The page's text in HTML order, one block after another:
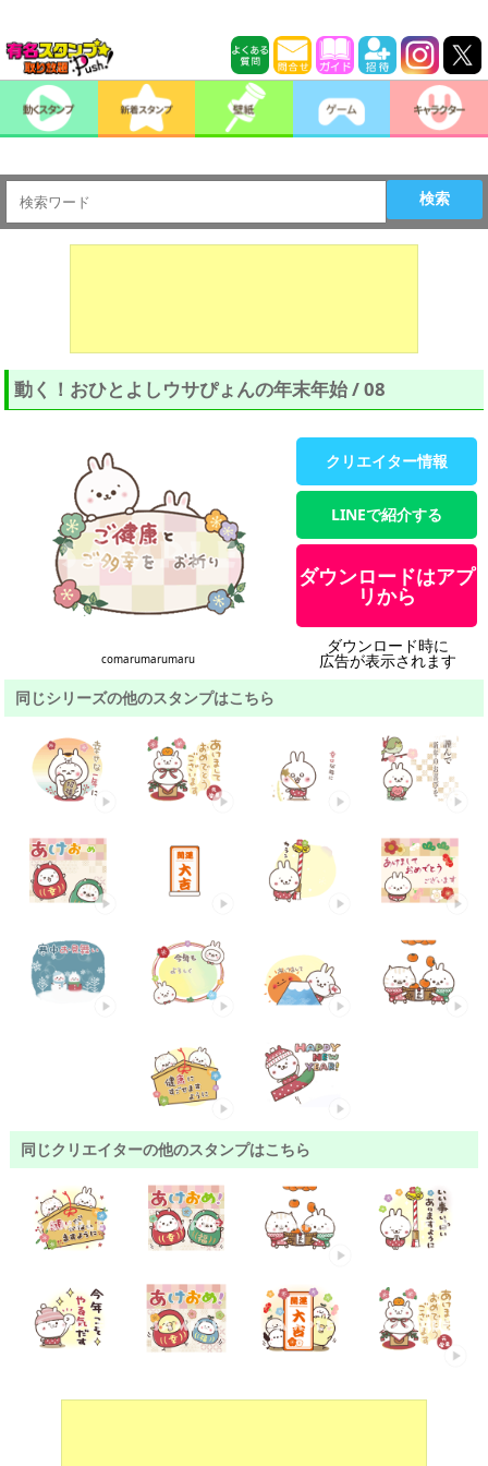
検索
動く！おひとよしウサぴょんの年末年始 / 08
comarumarumaru
クリエイター情報
LINEで紹介する
ダウンロードはアプ
リから
ダウンロード時に
広告が表示されます
同じシリーズの他のスタンプはこちら
同じクリエイターの他のスタンプはこちら